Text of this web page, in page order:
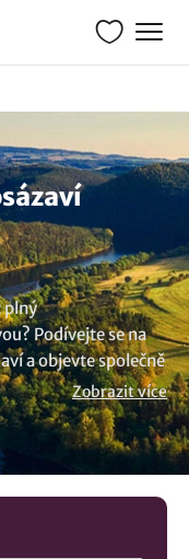
plný
Podívejte se na
a objevte společně
můžete ponořit do
určeny pro
vám
Zobrazit více